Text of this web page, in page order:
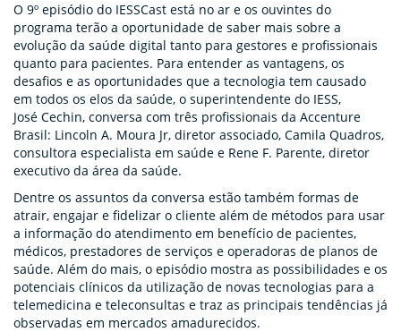
O 9º episódio do IESSCast está no ar e os ouvintes do
programa terão a oportunidade de saber mais sobre a
evolução da saúde digital tanto para gestores e profissionais
quanto para pacientes. Para entender as vantagens, os
desafios e as oportunidades que a tecnologia tem causado
em todos os elos da saúde, o superintendente do IESS,
José Cechin, conversa com três profissionais da Accenture
Brasil: Lincoln A. Moura Jr, diretor associado, Camila Quadros,
consultora especialista em saúde e Rene F. Parente, diretor
executivo da área da saúde.
Dentre os assuntos da conversa estão também formas de
atrair, engajar e fidelizar o cliente além de métodos para usar
a informação do atendimento em benefício de pacientes,
médicos, prestadores de serviços e operadoras de planos de
saúde. Além do mais, o episódio mostra as possibilidades e os
potenciais clínicos da utilização de novas tecnologias para a
telemedicina e teleconsultas e traz as principais tendências já
observadas em mercados amadurecidos.